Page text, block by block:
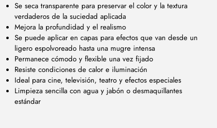
Se seca transparente para preservar el color y la textura
verdaderos de la suciedad aplicada
Mejora la profundidad y el realismo
Se puede aplicar en capas para efectos que van desde un
ligero espolvoreado hasta una mugre intensa
Permanece cómodo y flexible una vez fijado
Resiste condiciones de calor e iluminación
Ideal para cine, televisión, teatro y efectos especiales
Limpieza sencilla con agua y jabón o desmaquillantes
estándar